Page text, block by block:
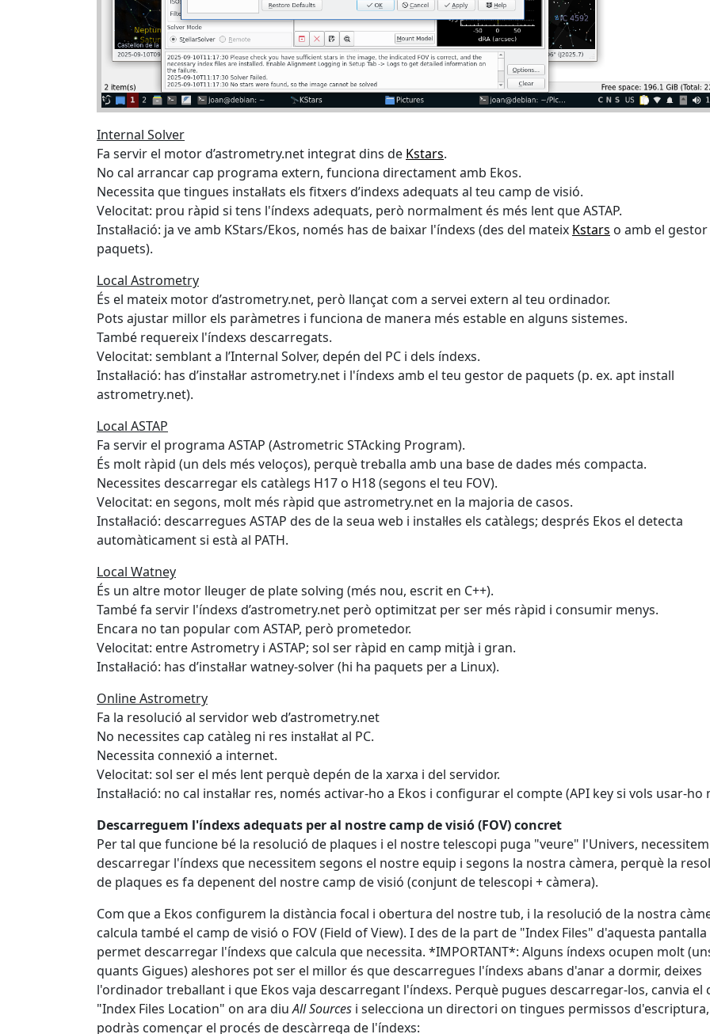
Internal Solver
Fa servir el motor d’astrometry.net integrat dins de Kstars.
No cal arrancar cap programa extern, funciona directament amb Ekos.
Necessita que tingues instal·lats els fitxers d’indexs adequats al teu camp de visió.
Velocitat: prou ràpid si tens l'índexs adequats, però normalment és més lent que ASTAP.
Instal·lació: ja ve amb KStars/Ekos, només has de baixar l'índexs (des del mateix Kstars o amb el
paquets).
Local Astrometry
És el mateix motor d’astrometry.net, però llançat com a servei extern al teu ordinador.
Pots ajustar millor els paràmetres i funciona de manera més estable en alguns sistemes.
També requereix l'índexs descarregats.
Velocitat: semblant a l’Internal Solver, depén del PC i dels índexs.
Instal·lació: has d’instal·lar astrometry.net i l'índexs amb el teu gestor de paquets (p. ex. apt install
astrometry.net).
Local ASTAP
Fa servir el programa ASTAP (Astrometric STAcking Program).
És molt ràpid (un dels més veloços), perquè treballa amb una base de dades més compacta.
Necessites descarregar els catàlegs H17 o H18 (segons el teu FOV).
Velocitat: en segons, molt més ràpid que astrometry.net en la majoria de casos.
Instal·lació: descarregues ASTAP des de la seua web i instal·les els catàlegs; després Ekos el detecta
automàticament si està al PATH.
Local Watney
És un altre motor lleuger de plate solving (més nou, escrit en C++).
També fa servir l'índexs d’astrometry.net però optimitzat per ser més ràpid i consumir menys.
Encara no tan popular com ASTAP, però prometedor.
Velocitat: entre Astrometry i ASTAP; sol ser ràpid en camp mitjà i gran.
Instal·lació: has d’instal·lar watney-solver (hi ha paquets per a Linux).
Online Astrometry
Fa la resolució al servidor web d’astrometry.net
No necessites cap catàleg ni res instal·lat al PC.
Necessita connexió a internet.
Velocitat: sol ser el més lent perquè depén de la xarxa i del servidor.
Instal·lació: no cal instal·lar res, només activar-ho a Ekos i configurar el compte (API key si vols usar-ho
Descarreguem l'índexs adequats per al nostre camp de visió (FOV) concret
Per tal que funcione bé la resolució de plaques i el nostre telescopi puga "veure" l'Univers, necessitem
descarregar l'índexs que necessitem segons el nostre equip i segons la nostra càmera, perquè la
de plaques es fa depenent del nostre camp de visió (conjunt de telescopi + càmera).
Com que a Ekos configurem la distància focal i obertura del nostre tub, i la resolució de la nostra
calcula també el camp de visió o FOV (Field of View). I des de la part de "Index Files" d'aquesta pantalla
permet descarregar l'índexs que calcula que necessita. *IMPORTANT*: Alguns índexs ocupen molt
quants Gigues) aleshores pot ser el millor és que descarregues l'índexs abans d'anar a dormir, deixes
l'ordinador treballant i que Ekos vaja descarregant l'índexs. Perquè pugues descarregar-los, canvia el
"Index Files Location" on ara diuAll Sources i selecciona un directori on tingues permissos
podràs començar el procés de descàrrega de l'índexs: